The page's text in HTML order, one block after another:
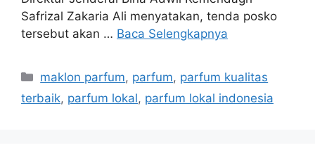
Safrizal Zakaria Ali menyatakan, tenda posko
tersebut akan … Baca Selengkapnya
Kategori
maklon parfum, parfum, parfum kualitas
terbaik, parfum lokal, parfum lokal indonesia